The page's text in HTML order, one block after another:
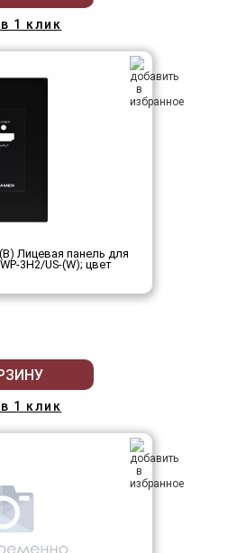
1 клик
Лицевая панель для
3H2/US-(W); цвет
1 клик